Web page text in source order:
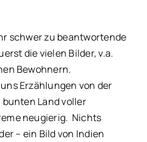
schwer zu beantwortende
die vielen Bilder, v.a.
Bewohnern.
Erzählungen von der
bunten Land voller
neugierig. Nichts
– ein Bild von Indien